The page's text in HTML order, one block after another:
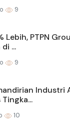
9
Lebih, PTPN
...
9
Industri
10